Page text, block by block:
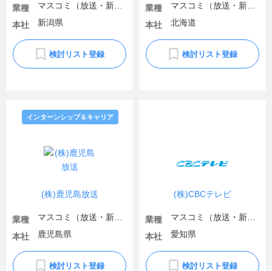
業種
本社
新潟県
検討リスト登録
業種
本社
北海道
検討リスト登録
(株)鹿児島放送
インターンシップ＆キャリア
業種
本社
鹿児島県
検討リスト登録
(株)CBCテレビ
業種
本社
愛知県
検討リスト登録